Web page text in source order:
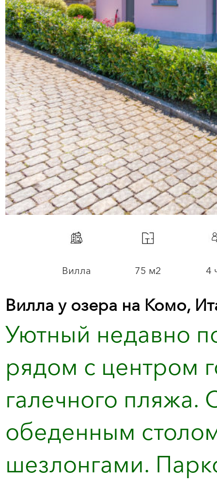
Вилла 75 м2 4
Вилла у озера на Комо,
Уютный недавно
рядом с центром
галечного пляжа.
обеденным
шезлонгами.